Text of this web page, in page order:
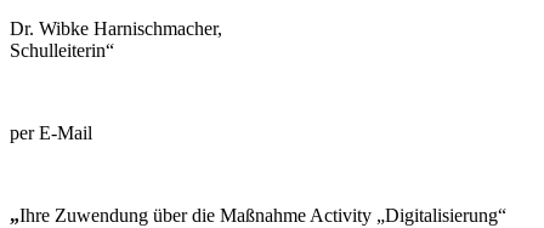
Dr. Wibke Harnischmacher,
Schulleiterin“
per E-Mail
„Ihre Zuwendung über die Maßnahme Activity „Digitalisierung“